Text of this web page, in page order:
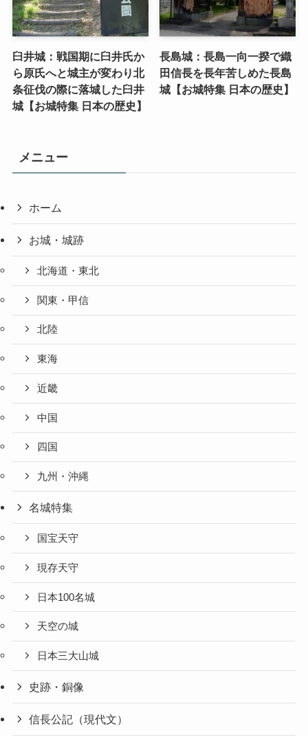
臼井城：戦国期に臼井氏か
ら原氏へと城主が変わり北
条征伐の際に落城した臼井
城【お城特集 日本の歴史】
長島城：長島一向一揆で織
田信長を長年苦しめた長島
城【お城特集 日本の歴史】
メニュー
ホーム
お城・城跡
北海道・東北
関東・甲信
北陸
東海
近畿
中国
四国
九州・沖縄
名城特集
国宝天守
現存天守
日本100名城
天空の城
日本三大山城
史跡・銅像
信長公記（現代文）